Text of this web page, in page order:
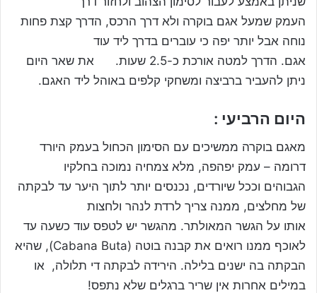
העמק שמעל אגם בוקרה ולא דרך הרכס, הדרך קצת פחות
נוחה אבל יותר יפה כי עוברים בדרך ליד עוד
אגם. הדרך למטה אורכת כ-2.5 שעות. את שאר היום
ניתן להעביר ברביצה ומשחקי קלפים באוהל ליד האגם.
היום הרביעי :
מאגם בוקרה ממשיכים עם הסימון הכחול בעמק היורד
דרומה – עמק יפהפה, מלא צמחיה נמוכה בחלקיו
הגבוהים וככל שיורדים, נכנסים יותר לתוך היער עד לבקתה
של מחלצים, ממנה צריך לרדת לנהר ולחצות
אותו על הגשר המאולתר. מהגשר יש לטפס עוד כשעה עד
לאוכף ממנו רואים את קבנה בוטה (Cabana Buta), שהיא
הבקתה בה ישנים בלילה. הירידה לבקתה די תלולה, או
במילים אחרות אין שריר ברגלים שלא נתפס!